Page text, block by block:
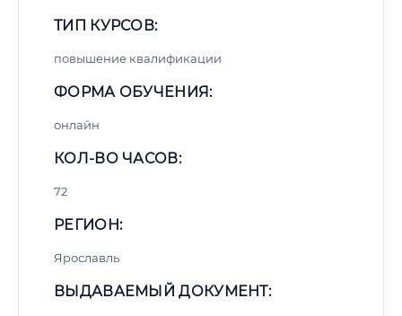
ТИП КУРСОВ:
повышение квалификации
ФОРМА ОБУЧЕНИЯ:
онлайн
КОЛ-ВО ЧАСОВ:
72
РЕГИОН:
Ярославль
ВЫДАВАЕМЫЙ ДОКУМЕНТ: